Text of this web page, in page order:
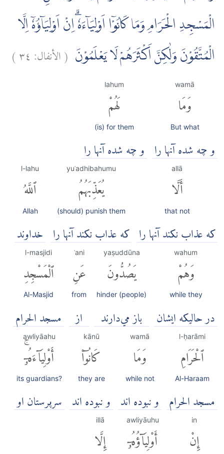
الْمَسْجِدِ الْحَرَامِ وَمَا كَانُوْٓا اَوْلِيَاۤءَهٗۗ اِنْ اَوْلِيَاۤؤُهٗٓ اِلَّا
الْمُتَّقُوْنَ وَلٰكِنَّ اَكْثَرَهُمْ لَا يَعْلَمُوْنَ (الأنفال: ٣٤)
wamā
وَمَا
But what
و چه شده آنها را
lahum
لَهُمْ
(is) for them
و چه شده آنها را
allā
أَلَّا
that not
که عذاب نکند آنها را
yuʿadhibahumu
يُعَذِّبَهُمُ
(should) punish them
که عذاب نکند آنها را
l-lahu
ٱللَّهُ
Allah
خداوند
wahum
وَهُمْ
while they
در حالیکه ایشان
yaṣuddūna
يَصُدُّونَ
hinder (people)
باز مي‌دارند
ʿani
عَنِ
from
از
l-masjidi
ٱلْمَسْجِدِ
Al-Masjid
مسجد الحرام
l-ḥarāmi
ٱلْحَرَامِ
Al-Haraam
مسجد الحرام
wamā
وَمَا
while not
و نبوده اند
kānū
كَانُوٓا۟
they are
و نبوده اند
awliyāahu
أَوْلِيَآءَهُۥٓۚ
its guardians?
سرپرستان او
in
إِنْ
awliyāuhu
أَوْلِيَآؤُهُۥٓ
illā
إِلَّا